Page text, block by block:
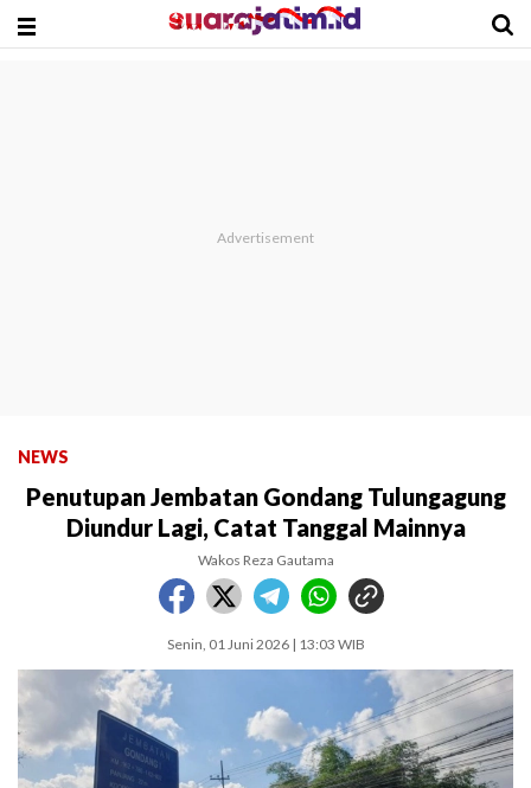
NEWS
Penutupan Jembatan Gondang Tulungagung
Diundur Lagi, Catat Tanggal Mainnya
Wakos Reza Gautama
Senin, 01 Juni 2026 | 13:03 WIB